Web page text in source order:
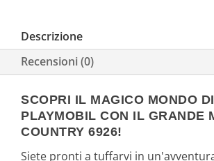
Descrizione
Recensioni (0)
SCOPRI IL MAGICO MONDO DI
PLAYMOBIL CON IL GRANDE
COUNTRY 6926!
Siete pronti a tuffarvi in